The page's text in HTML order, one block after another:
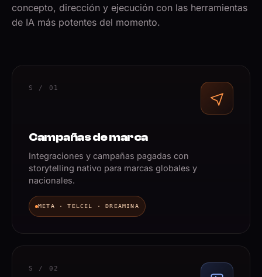
concepto, dirección y ejecución con las herramientas
de IA más potentes del momento.
S / 01
Campañas de marca
Integraciones y campañas pagadas con
storytelling nativo para marcas globales y
nacionales.
META · TELCEL · DREAMINA
S / 02